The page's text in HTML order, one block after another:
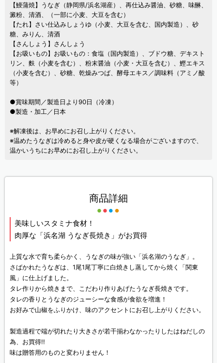
【鰻蒲焼】うなぎ（静岡県/浜名湖産）、再仕込み醤油、砂糖、味醂、
澱粉、清酒、（一部に小麦、大豆を含む）
【たれ】さい仕込みしょうゆ（小麦、大豆を含む、国内製造）、砂
糖、みりん、清酒
【さんしょう】さんしょう
【お吸いもの】お吸いもの：食塩（国内製造）、ブドウ糖、デキスト
リン、麩（小麦を含む）、粉末醤油（小麦・大豆を含む）、鰹エキス
（小麦を含む）、砂糖、乾燥みつば、酵母エキス／調味料（アミノ酸
等）
●賞味期間／製造日より90日（冷凍）
●製造・加工／日本
※解凍後は、お早めにお召し上がりください。
※温めたうなぎは冷めると身や皮が硬くなる場合がございますので、
温かいうちにお早めにお召し上がりください。
商品詳細
美味しいスタミナ食材！
肉厚な「浜名湖 うなぎ長焼き」がお買得
上質な水で育ち柔らかく、うなぎの味が強い「浜名湖のうなぎ」。
さばかれたうなぎは、1尾1尾丁寧に白焼きし蒸してから焼く「関東
風」に仕上げました。
タレ作りから焼きまで、こだわり作りあげたうなぎ長焼きです。
タレの香りとうなぎのジューシーな食感が食欲を増進！
お好みで山椒をふりかけ、味のアクセントにお召し上がりください。
製造過程で端が切れたり大きさが若干揃わなかったりしたはねだしの
為、お買得!!
味は贈答用のものと変わりません！